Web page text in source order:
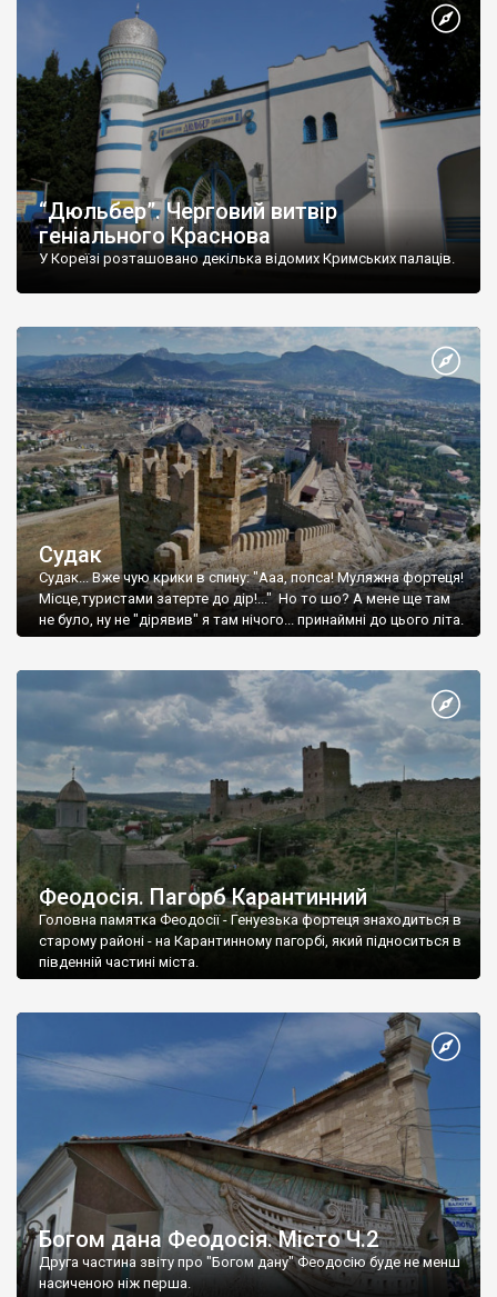
“Дюльбер”. Черговий витвір
геніального Краснова
У Кореїзі розташовано декілька відомих Кримських палаців.
Судак
Судак... Вже чую крики в спину: "Ааа, попса! Муляжна фортеця!
Місце,туристами затерте до дір!..." Но то шо? А мене ще там
не було, ну не "дірявив" я там нічого... принаймні до цього літа.
Феодосія. Пагорб Карантинний
Головна памятка Феодосії - Генуезька фортеця знаходиться в
старому районі - на Карантинному пагорбі, який підноситься в
південній частині міста.
Богом дана Феодосія. Місто Ч.2
Друга частина звіту про "Богом дану" Феодосію буде не менш
насиченою ніж перша.